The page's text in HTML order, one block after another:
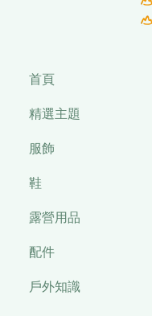
首頁
精選主題
服飾
鞋
露營用品
配件
戶外知識